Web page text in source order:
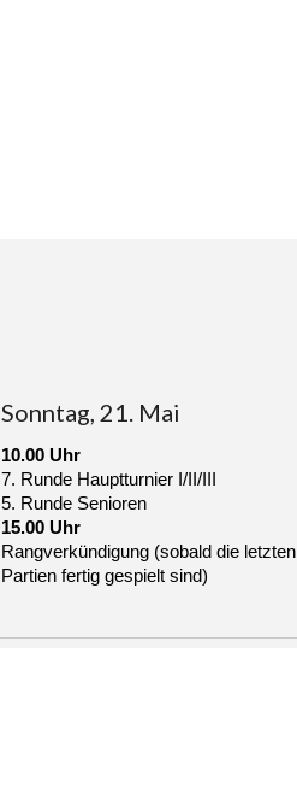
Sonntag, 21. Mai
10.00 Uhr
7. Runde Hauptturnier I/II/III
5. Runde Senioren
15.00 Uhr
Rangverkündigung (sobald die letzten
Partien fertig gespielt sind)